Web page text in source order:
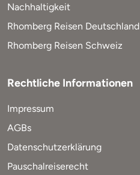
Nachhaltigkeit
Rhomberg Reisen Deutschland
Rhomberg Reisen Schweiz
Rechtliche Informationen
Impressum
AGBs
Datenschutzerklärung
Pauschalreiserecht